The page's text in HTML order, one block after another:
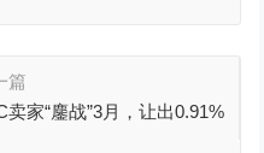
篇
家“鏖战”3月，让出0.91%